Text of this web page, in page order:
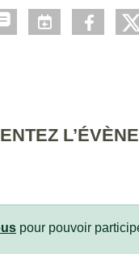
pour pouvoir